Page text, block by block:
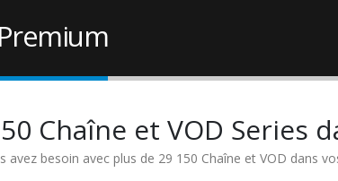
Chaîne et VOD Series
avez besoin avec plus de 29 150 Chaîne et VOD dans